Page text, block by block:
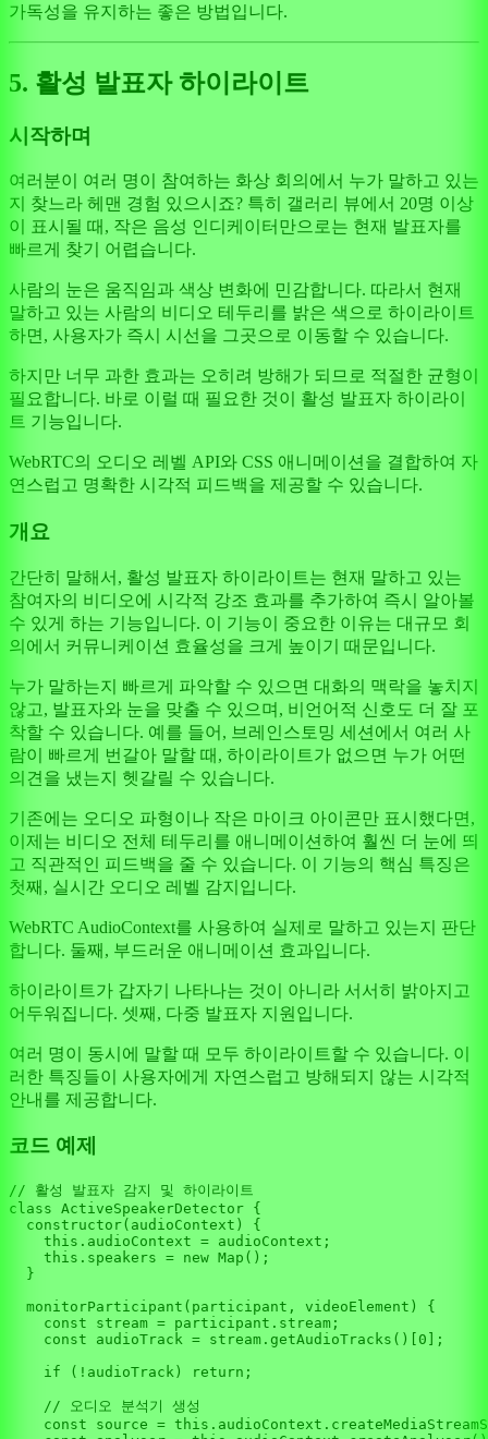
가독성을 유지하는 좋은 방법입니다.
5. 활성 발표자 하이라이트
시작하며
여러분이 여러 명이 참여하는 화상 회의에서 누가 말하고 있는
지 찾느라 헤맨 경험 있으시죠? 특히 갤러리 뷰에서 20명 이상
이 표시될 때, 작은 음성 인디케이터만으로는 현재 발표자를
빠르게 찾기 어렵습니다.
사람의 눈은 움직임과 색상 변화에 민감합니다. 따라서 현재
말하고 있는 사람의 비디오 테두리를 밝은 색으로 하이라이트
하면, 사용자가 즉시 시선을 그곳으로 이동할 수 있습니다.
하지만 너무 과한 효과는 오히려 방해가 되므로 적절한 균형이
필요합니다. 바로 이럴 때 필요한 것이 활성 발표자 하이라이
트 기능입니다.
WebRTC의 오디오 레벨 API와 CSS 애니메이션을 결합하여 자
연스럽고 명확한 시각적 피드백을 제공할 수 있습니다.
개요
간단히 말해서, 활성 발표자 하이라이트는 현재 말하고 있는
참여자의 비디오에 시각적 강조 효과를 추가하여 즉시 알아볼
수 있게 하는 기능입니다. 이 기능이 중요한 이유는 대규모 회
의에서 커뮤니케이션 효율성을 크게 높이기 때문입니다.
누가 말하는지 빠르게 파악할 수 있으면 대화의 맥락을 놓치지
않고, 발표자와 눈을 맞출 수 있으며, 비언어적 신호도 더 잘 포
착할 수 있습니다. 예를 들어, 브레인스토밍 세션에서 여러 사
람이 빠르게 번갈아 말할 때, 하이라이트가 없으면 누가 어떤
의견을 냈는지 헷갈릴 수 있습니다.
기존에는 오디오 파형이나 작은 마이크 아이콘만 표시했다면,
이제는 비디오 전체 테두리를 애니메이션하여 훨씬 더 눈에 띄
고 직관적인 피드백을 줄 수 있습니다. 이 기능의 핵심 특징은
첫째, 실시간 오디오 레벨 감지입니다.
WebRTC AudioContext를 사용하여 실제로 말하고 있는지 판단
합니다. 둘째, 부드러운 애니메이션 효과입니다.
하이라이트가 갑자기 나타나는 것이 아니라 서서히 밝아지고
어두워집니다. 셋째, 다중 발표자 지원입니다.
여러 명이 동시에 말할 때 모두 하이라이트할 수 있습니다. 이
러한 특징들이 사용자에게 자연스럽고 방해되지 않는 시각적
안내를 제공합니다.
코드 예제
// 활성 발표자 감지 및 하이라이트
class ActiveSpeakerDetector {
constructor( audioContext ) {
this . audioContext = audioContext;
this . speakers = new Map ();
  }
monitorParticipant ( participant, videoElement ) {
const stream = participant. stream ;
const audioTrack = stream. getAudioTracks ()[ 0 ];
if (!audioTrack) return ;
// 오디오 분석기 생성
const source = this . audioContext .